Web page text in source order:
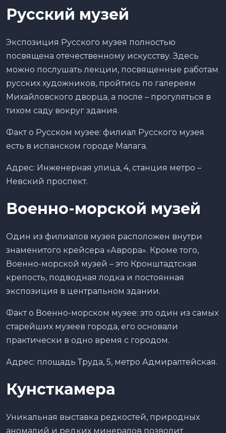
Русский музей
Экспозиция Русского музея полностью
посвящена отечественному искусству. Здесь
можно послушать лекции, посвященные работам
русских художников, пройтись по галереям
Михайловского дворца, а после – прогуляться в
тихом саду вокруг здания.
Факт о Русском музее: филиал Русского музея
есть в испанском городе Малага.
Адрес: Инженерная улица, 4, станция метро –
Невский проспект.
Военно-морской музей
Один из филиалов музея расположен внутри
знаменитого крейсера «Аврора». Кроме того,
Военно-морской музей – это Кронштадтская
крепость, подводная лодка и постоянная
экспозиция в центральном здании.
Факт о Военно-морском музее: это один из самых
старейших музеев города, его основали
практически в одно время с городом.
Адрес: площадь Труда, 5, метро Адмиралтейская.
Кунсткамера
Уникальная выставка редкостей, природных
аномалий и редких минералов позволит